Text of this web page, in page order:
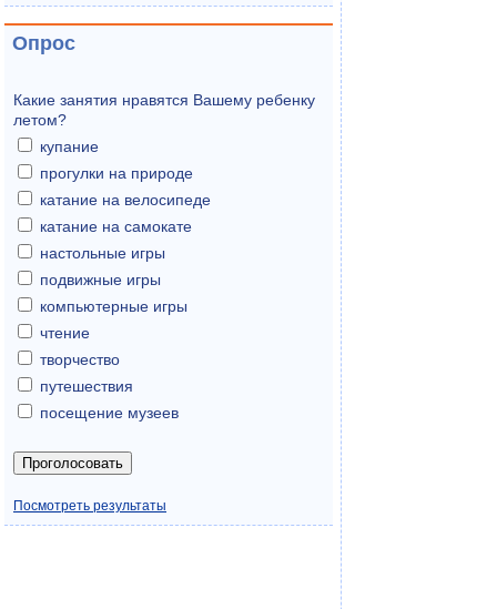
Опрос
Какие занятия нравятся Вашему ребенку
летом?
купание
прогулки на природе
катание на велосипеде
катание на самокате
настольные игры
подвижные игры
компьютерные игры
чтение
творчество
путешествия
посещение музеев
Посмотреть результаты